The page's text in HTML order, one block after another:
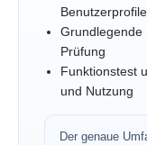
Grundlegende
Prüfung
Funktionstest
und Nutzung
Der genaue